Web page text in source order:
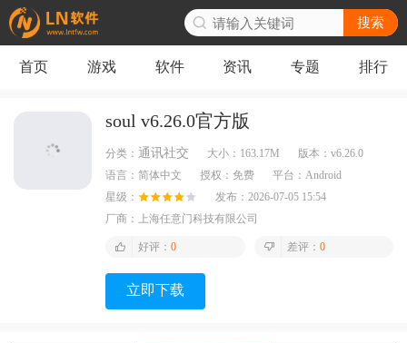
搜索
首页 游戏 软件 资讯 专题 排行
soul v6.26.0官方版
分类： 通讯社交 大小： 163.17M 版本： v6.26.0
语言： 简体中文 授权： 免费 平台： Android
星级：
发布： 2026-07-05 15:54
厂商：
上海任意门科技有限公司
好评： 0 差评： 0
立即下载